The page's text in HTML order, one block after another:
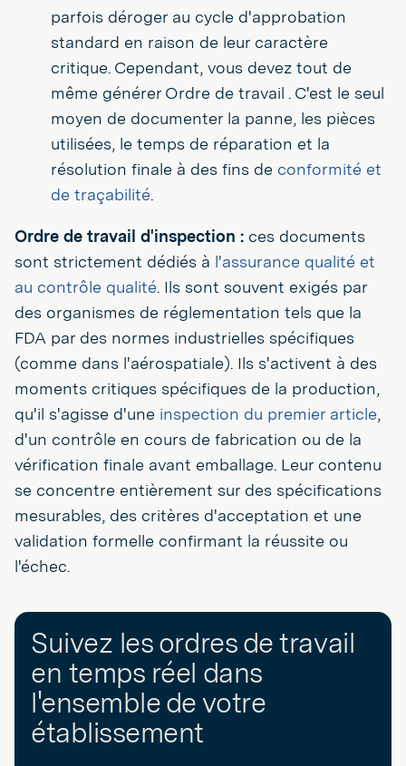
parfois déroger au cycle d'approbation
standard en raison de leur caractère
critique. Cependant, vous devez tout de
même générer Ordre de travail . C'est le seul
moyen de documenter la panne, les pièces
utilisées, le temps de réparation et la
résolution finale à des fins de conformité et
de traçabilité.
Ordre de travail d'inspection : ces documents
sont strictement dédiés à l'assurance qualité et
au contrôle qualité. Ils sont souvent exigés par
des organismes de réglementation tels que la
FDA par des normes industrielles spécifiques
(comme dans l'aérospatiale). Ils s'activent à des
moments critiques spécifiques de la production,
qu'il s'agisse d'une inspection du premier article,
d'un contrôle en cours de fabrication ou de la
vérification finale avant emballage. Leur contenu
se concentre entièrement sur des spécifications
mesurables, des critères d'acceptation et une
validation formelle confirmant la réussite ou
l'échec.
Suivez les ordres de travail
en temps réel dans
l'ensemble de votre
établissement